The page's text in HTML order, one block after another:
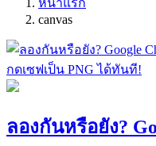
หน้าแรก
canvas
ลองกันหรือยัง?